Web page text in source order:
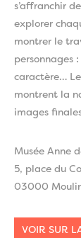
s’affranchir
explorer
montrer le
personnages
caractère…
montrent la
images
Musée Anne
5, place du
03000
VOIR SUR